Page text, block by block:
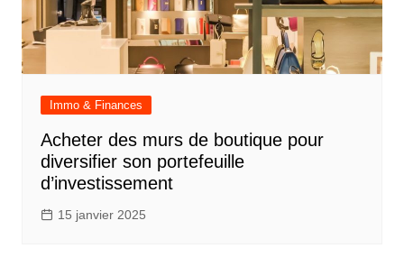
Immo & Finances
Acheter des murs de boutique pour
diversifier son portefeuille
d’investissement
15 janvier 2025